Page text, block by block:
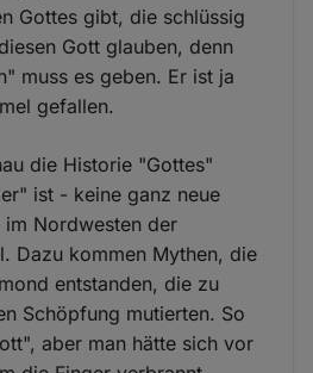
Gottes gibt, die schlüssig
Gott glauben, denn
muss es geben. Er ist ja
gefallen.
die Historie "Gottes"
ist - keine ganz neue
Nordwesten der
Dazu kommen Mythen, die
entstanden, die zu
Schöpfung mutierten. So
aber man hätte sich vor